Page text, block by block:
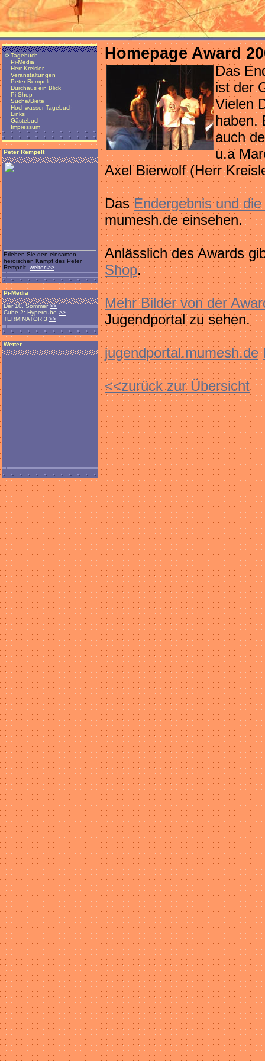
Tagebuch
Pi-Media
Herr Kreisler
Veranstaltungen
Peter Rempelt
Durchaus ein Blick
Pi-Shop
Suche/Biete
Hochwasser-Tagebuch
Links
Gästebuch
Impressum
Peter Rempelt
Erleben Sie den einsamen,
heroischen Kampf des Peter
Rempelt. weiter >>
Pi-Media
Der 10. Sommer >>
Cube 2: Hypercube >>
TERMINATOR 3 >>
Wetter
Homepage Award
Das
ist der
Vielen
haben.
auch
u.a
Axel Bierwolf (Herr
DasEndergebnis und
mumesh.de einsehen.
Anlässlich des Awards
Shop.
Mehr Bilder von der
Jugendportal zu sehen.
jugendportal.mumesh.de
<<zurück zur Übersicht